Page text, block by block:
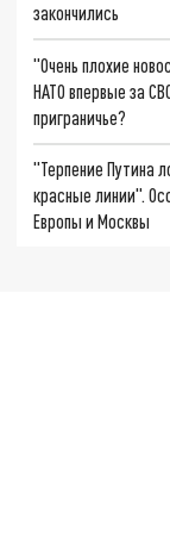
закончились
"Очень плохие
НАТО впервые за
приграничье?
"Терпение Путина
красные линии".
Европы и Москвы